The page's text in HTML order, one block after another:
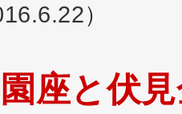
）
座と伏